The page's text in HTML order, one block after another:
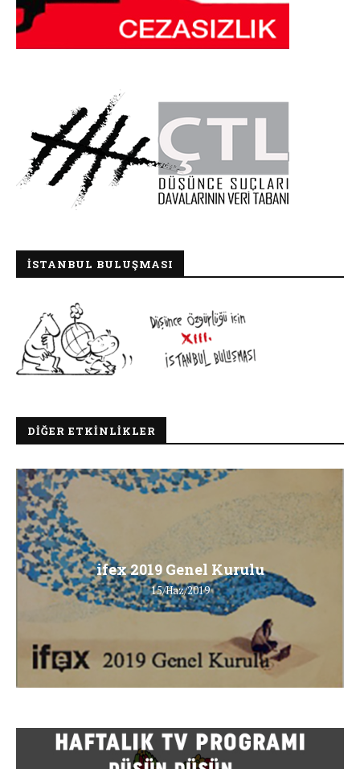
İSTANBUL BULUŞMASI
DIĞER ETKINLIKLER
ifex 2019 Genel Kurulu
15/Haz/2019